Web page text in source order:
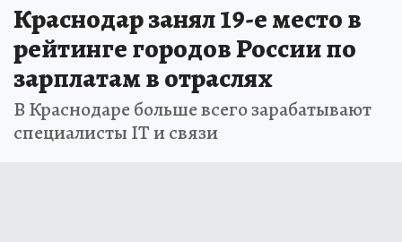
Краснодар занял 19-е место в
рейтинге городов России по
зарплатам в отраслях
В Краснодаре больше всего зарабатывают
специалисты IT и связи